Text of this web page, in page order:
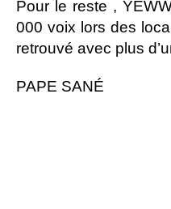
Pour le reste ,
000 voix lors des
retrouvé avec plus
PAPE SANÉ